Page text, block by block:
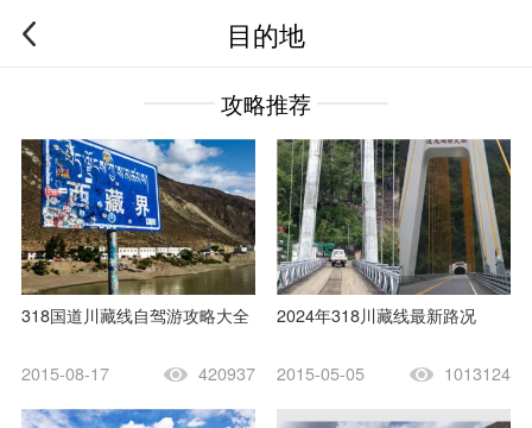
目的地
攻略推荐
318国道川藏线自驾游攻略大全
2015-08-17 420937
2024年318川藏线最新路况
2015-05-05 1013124